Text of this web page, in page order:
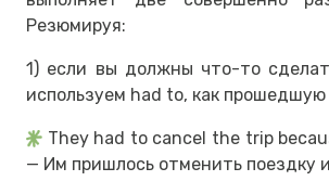
Резюмируя:
1) если вы должны что-то
используем had to, как
They had to cancel the trip
— Им пришлось отменить поездку